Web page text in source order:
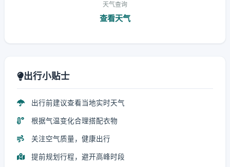
天气查询
查看天气
出行小贴士
出行前建议查看当地实时天气
根据气温变化合理搭配衣物
关注空气质量，健康出行
提前规划行程，避开高峰时段